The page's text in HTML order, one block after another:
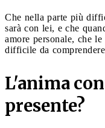
Che nella parte più
sarà con lei, e che
amore personale, che
difficile da
L'anima
presente?